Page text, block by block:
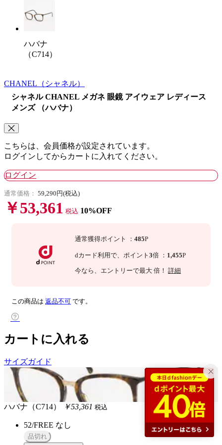
ハバナ
（C714）
CHANEL （シャネル）
シャネル CHANEL メガネ 眼鏡 アイウェア レディース
メンズ （ハバナ）
こちらは、会員価格が設定されています。
ログインしてからカートに入れてください。
ログイン
通常価格： 59,290円(税込)
￥53,361 税込 10%OFF
通常獲得ポイント ： 485P
dカード利用で、 ポイント 3倍 ： 1,455P
今なら 、エントリーで最大 倍！ 詳細
この商品は 返品不可 です。
カートに入れる
サイズガイド
ハバナ（C714） ￥53,361 税込
52/FREE なし
品切れ